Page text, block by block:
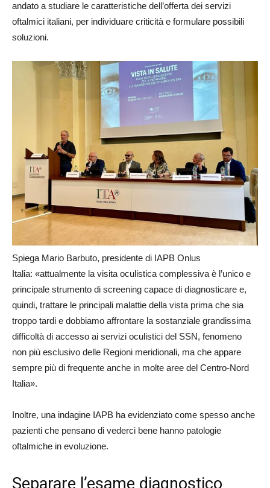
andato a studiare le caratteristiche dell’offerta dei servizi
oftalmici italiani, per individuare criticità e formulare possibili
soluzioni.
Spiega Mario Barbuto, presidente di IAPB Onlus
Italia: «attualmente la visita oculistica complessiva è l’unico e
principale strumento di screening capace di diagnosticare e,
quindi, trattare le principali malattie della vista prima che sia
troppo tardi e dobbiamo affrontare la sostanziale grandissima
difficoltà di accesso ai servizi oculistici del SSN, fenomeno
non più esclusivo delle Regioni meridionali, ma che appare
sempre più di frequente anche in molte aree del Centro-Nord
Italia».
Inoltre, una indagine IAPB ha evidenziato come spesso anche
pazienti che pensano di vederci bene hanno patologie
oftalmiche in evoluzione.
Separare l’esame diagnostico